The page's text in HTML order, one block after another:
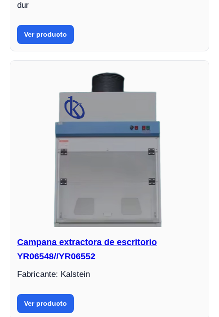
dur
Ver producto
Campana extractora de escritorio
YR06548//YR06552
Fabricante: Kalstein
Ver producto